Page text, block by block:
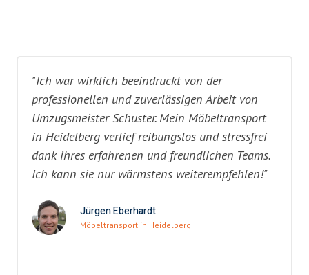
"Ich war wirklich beeindruckt von der
professionellen und zuverlässigen Arbeit von
Umzugsmeister Schuster. Mein Möbeltransport
in Heidelberg verlief reibungslos und stressfrei
dank ihres erfahrenen und freundlichen Teams.
Ich kann sie nur wärmstens weiterempfehlen!"
Jürgen Eberhardt
Möbeltransport in Heidelberg